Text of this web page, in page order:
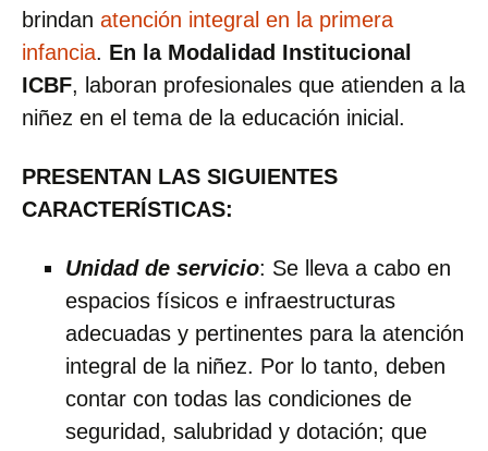
brindan atención integral en la primera
infancia. En la Modalidad Institucional
ICBF, laboran profesionales que atienden a la
niñez en el tema de la educación inicial.
PRESENTAN LAS SIGUIENTES
CARACTERÍSTICAS:
Unidad de servicio: Se lleva a cabo en
espacios físicos e infraestructuras
adecuadas y pertinentes para la atención
integral de la niñez. Por lo tanto, deben
contar con todas las condiciones de
seguridad, salubridad y dotación; que